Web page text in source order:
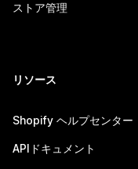
ストア管理
リソース
Shopify ヘルプセンター
APIドキュメント